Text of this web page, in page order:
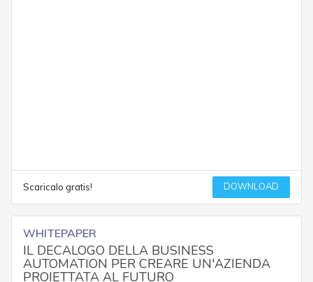
Scaricalo gratis! DOWNLOAD
WHITEPAPER
IL DECALOGO DELLA BUSINESS
AUTOMATION PER CREARE UN'AZIENDA
PROIETTATA AL FUTURO